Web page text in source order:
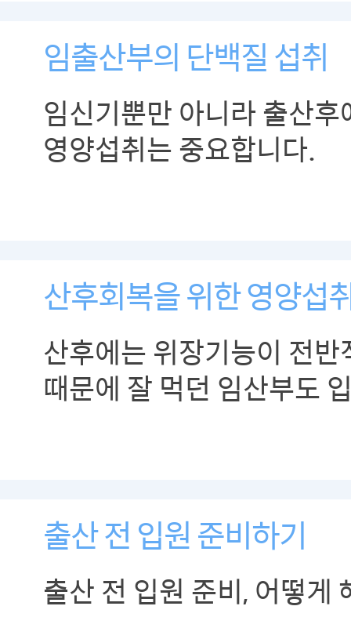
임출산부의 단백질 섭취
임신기뿐만 아니라 출산
영양섭취는 중요합니다.
산후회복을 위한 영양섭
산후에는 위장기능이 전
때문에 잘 먹던 임산부도
바꿔나가야 합니다.
출산 전 입원 준비하기
출산 전 입원 준비, 어떻게